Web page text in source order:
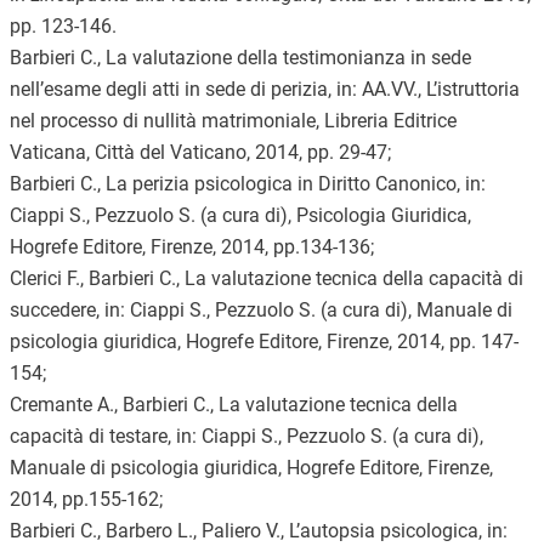
pp. 123-146.
Barbieri C., La valutazione della testimonianza in sede
nell’esame degli atti in sede di perizia, in: AA.VV., L’istruttoria
nel processo di nullità matrimoniale, Libreria Editrice
Vaticana, Città del Vaticano, 2014, pp. 29-47;
Barbieri C., La perizia psicologica in Diritto Canonico, in:
Ciappi S., Pezzuolo S. (a cura di), Psicologia Giuridica,
Hogrefe Editore, Firenze, 2014, pp.134-136;
Clerici F., Barbieri C., La valutazione tecnica della capacità di
succedere, in: Ciappi S., Pezzuolo S. (a cura di), Manuale di
psicologia giuridica, Hogrefe Editore, Firenze, 2014, pp. 147-
154;
Cremante A., Barbieri C., La valutazione tecnica della
capacità di testare, in: Ciappi S., Pezzuolo S. (a cura di),
Manuale di psicologia giuridica, Hogrefe Editore, Firenze,
2014, pp.155-162;
Barbieri C., Barbero L., Paliero V., L’autopsia psicologica, in: